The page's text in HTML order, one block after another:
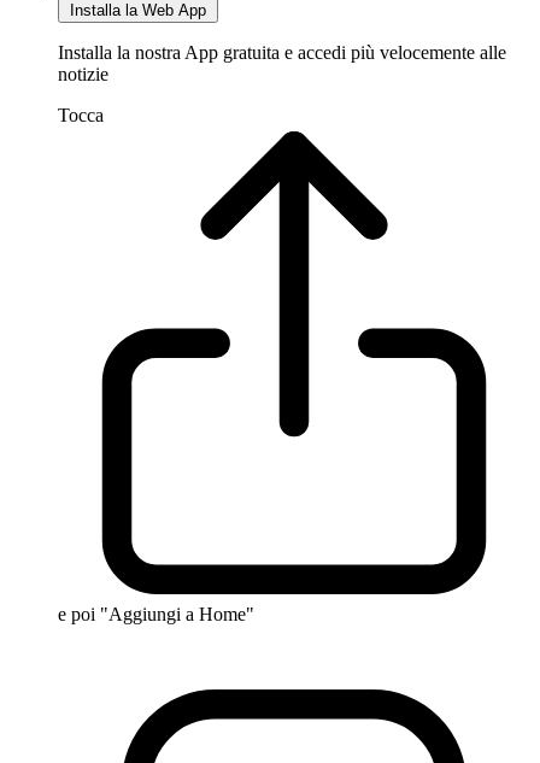
Installa la Web App
Installa la nostra App gratuita e accedi più velocemente alle
notizie
Tocca
e poi "Aggiungi a Home"